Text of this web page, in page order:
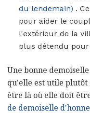
du lendemain) .
pour aider le
l'extérieur de la
plus détendu pour
Une bonne
qu'elle est utile plutôt
être là où elle doit
de demoiselle